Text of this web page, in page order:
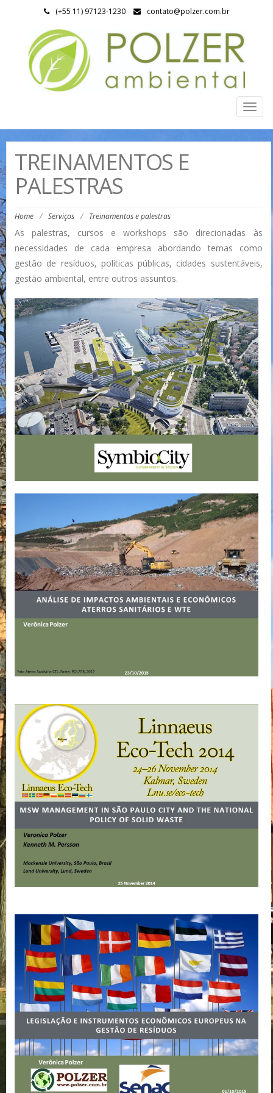
(+55 11) 97123-1230 contato@polzer.com.br
TREINAMENTOS E
PALESTRAS
Home / Serviços / Treinamentos e palestras
As palestras, cursos e workshops são direcionadas às
necessidades de cada empresa abordando temas como
gestão de resíduos, políticas públicas, cidades sustentáveis,
gestão ambiental, entre outros assuntos.